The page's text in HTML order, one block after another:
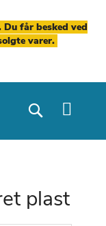
får besked ved
varer.
Search
plast